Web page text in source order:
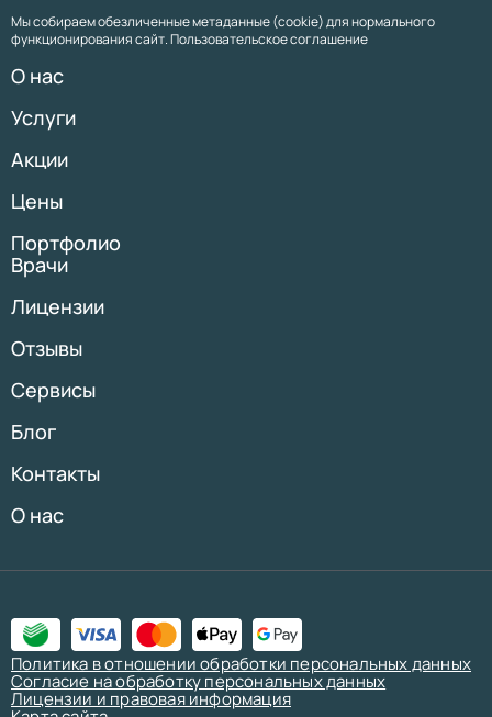
Мы собираем обезличенные метаданные (cookie) для нормального
функционирования сайт. Пользовательское соглашение
О нас
Услуги
Акции
Цены
Портфолио
Врачи
Лицензии
Отзывы
Сервисы
Блог
Контакты
О нас
Политика в отношении обработки персональных данных
Согласие на обработку персональных данных
Лицензии и правовая информация